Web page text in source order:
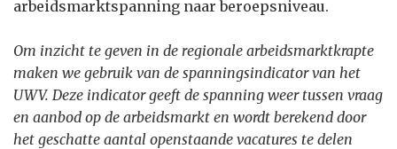
arbeidsmarktspanning naar beroepsniveau.
Om inzicht te geven in de regionale arbeidsmarktkrapte
maken we gebruik van de spanningsindicator van het
UWV. Deze indicator geeft de spanning weer tussen vraag
en aanbod op de arbeidsmarkt en wordt berekend door
het geschatte aantal openstaande vacatures te delen